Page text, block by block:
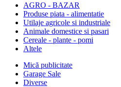
AGRO - BAZAR
Produse piata - alimentatie
Utilaje agricole si industriale
Animale domestice si pasari
Cereale - plante - pomi
Altele
Mică publicitate
Garage Sale
Diverse